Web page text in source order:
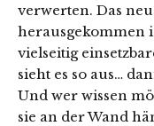
verwerten. Das
herausgekommen
vielseitig
sieht es so aus…
Und wer wissen
sie an der Wand